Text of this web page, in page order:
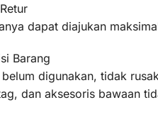
dapat diajukan
Barang
digunakan, tidak
dan aksesoris bawaan